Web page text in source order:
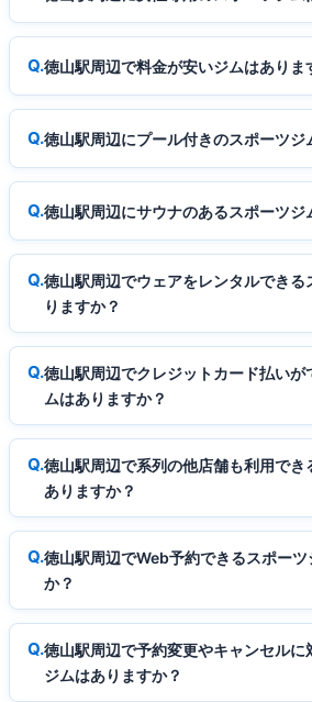
徳山駅周辺で料金が安いジムはありま
徳山駅周辺にプール付きのスポーツジ
徳山駅周辺にサウナのあるスポーツジ
徳山駅周辺でウェアをレンタルできる
りますか？
徳山駅周辺でクレジットカード払いが
ムはありますか？
徳山駅周辺で系列の他店舗も利用でき
ありますか？
徳山駅周辺でWeb予約できるスポー
か？
徳山駅周辺で予約変更やキャンセルに
ジムはありますか？